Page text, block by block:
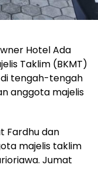
Hotel Ada
Taklim (BKMT)
di tengah-tengah
anggota majelis
Fardhu dan
majelis taklim
Jumat